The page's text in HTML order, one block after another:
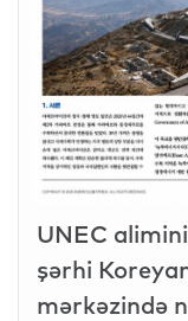
UNEC
şərhi
mərkəzində